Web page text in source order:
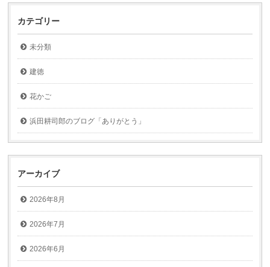
カテゴリー
未分類
建徳
花かご
浜田耕司郎のブログ「ありがとう」
アーカイブ
2026年8月
2026年7月
2026年6月